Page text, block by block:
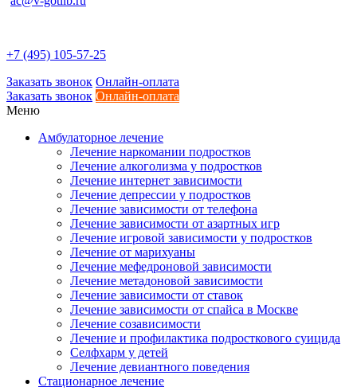
+7 (495) 105-57-25
Заказать звонок Онлайн-оплата
Заказать звонок Онлайн-оплата
Меню
Амбулаторное лечение
Лечение наркомании подростков
Лечение алкоголизма у подростков
Лечение интернет зависимости
Лечение депрессии у подростков
Лечение зависимости от телефона
Лечение зависимости от азартных игр
Лечение игровой зависимости у подростков
Лечение от марихуаны
Лечение мефедроновой зависимости
Лечение метадоновой зависимости
Лечение зависимости от ставок
Лечение зависимости от спайса в Москве
Лечение созависимости
Лечение и профилактика подросткового суицида
Селфхарм у детей
Лечение девиантного поведения
Стационарное лечение